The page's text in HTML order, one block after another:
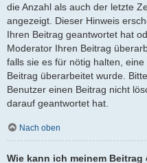
die Anzahl als auch der letzte
angezeigt. Dieser Hinweis
Ihren Beitrag geantwortet hat
Moderator Ihren Beitrag
falls sie es für nötig halten,
Beitrag überarbeitet wurde.
Benutzer einen Beitrag nicht
darauf geantwortet hat.
Nach oben
Wie kann ich meinem